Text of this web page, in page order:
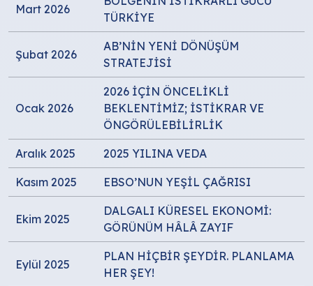
Mart 2026
TÜRKİYE
Şubat 2026
AB’NİN YENİ DÖNÜŞÜM
STRATEJİSİ
Ocak 2026
2026 İÇİN ÖNCELİKLİ
BEKLENTİMİZ; İSTİKRAR VE
ÖNGÖRÜLEBİLİRLİK
Aralık 2025 2025 YILINA VEDA
Kasım 2025 EBSO’NUN YEŞİL ÇAĞRISI
Ekim 2025
DALGALI KÜRESEL EKONOMİ:
GÖRÜNÜM HÂLÂ ZAYIF
Eylül 2025
PLAN HİÇBİR ŞEYDİR. PLANLAMA
HER ŞEY!